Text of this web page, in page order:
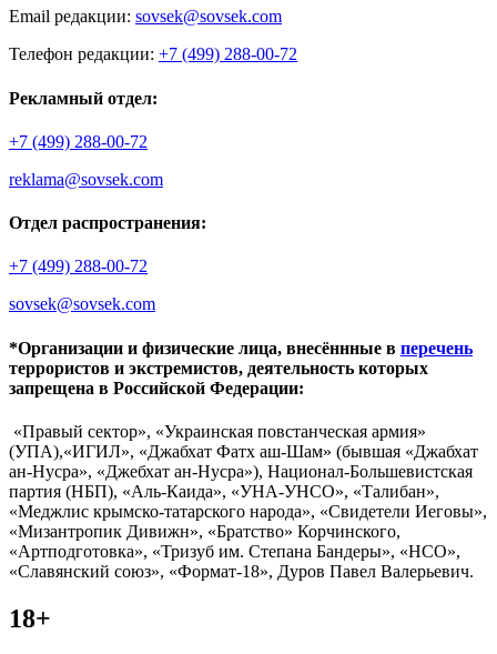
Email редакции: sovsek@sovsek.com
Телефон редакции: +7 (499) 288-00-72
Рекламный отдел:
+7 (499) 288-00-72
reklama@sovsek.com
Отдел распространения:
+7 (499) 288-00-72
sovsek@sovsek.com
*Организации и физические лица, внесённные в перечень
террористов и экстремистов, деятельность которых
запрещена в Российской Федерации:
«Правый сектор», «Украинская повстанческая армия»
(УПА),«ИГИЛ», «Джабхат Фатх аш-Шам» (бывшая «Джабхат
ан-Нусра», «Джебхат ан-Нусра»), Национал-Большевистская
партия (НБП), «Аль-Каида», «УНА-УНСО», «Талибан»,
«Меджлис крымско-татарского народа», «Свидетели Иеговы»,
«Мизантропик Дивижн», «Братство» Корчинского,
«Артподготовка», «Тризуб им. Степана Бандеры», «НСО»,
«Славянский союз», «Формат-18», Дуров Павел Валерьевич.
18+